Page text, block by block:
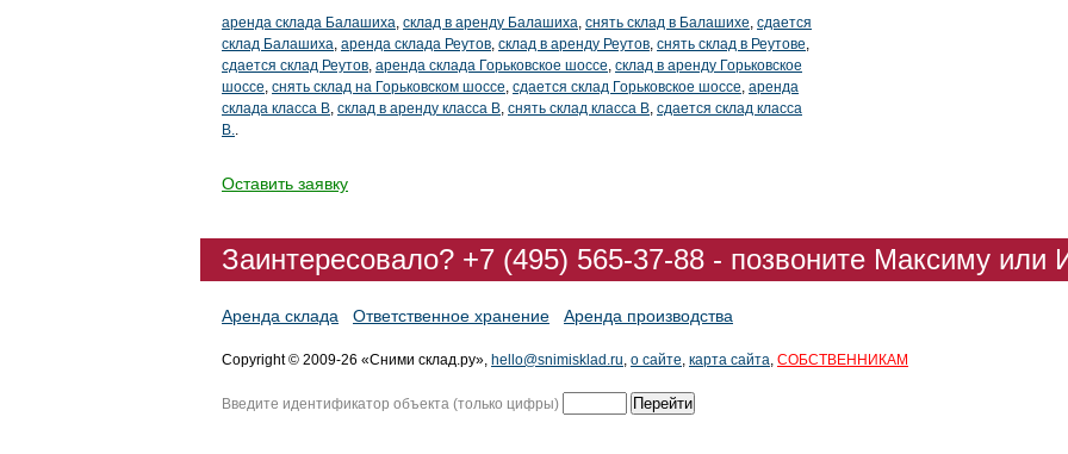
аренда склада Балашиха, склад в аренду Балашиха, снять склад в Балашихе, сдается
склад Балашиха, аренда склада Реутов, склад в аренду Реутов, снять склад в Реутове,
сдается склад Реутов, аренда склада Горьковское шоссе, склад в аренду Горьковское
шоссе, снять склад на Горьковском шоссе, сдается склад Горьковское шоссе, аренда
склада класса В, склад в аренду класса В, снять склад класса В, сдается склад класса
В..
Оставить заявку
Заинтересовало? +7 (495) 565-37-88 - позвоните Максиму или
Аренда склада Ответственное хранение Аренда производства
Copyright © 2009-26 «Сними склад.ру», hello@snimisklad.ru, о сайте, карта сайта, СОБСТВЕННИКАМ
Введите идентификатор объекта (только цифры)